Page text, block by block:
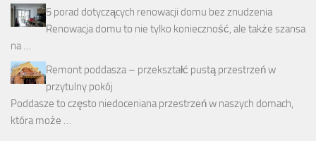
5 porad dotyczących renowacji domu bez znudzenia
Renowacja domu to nie tylko konieczność, ale także szansa
na …
Remont poddasza – przekształć pustą przestrzeń w
przytulny pokój
Poddasze to często niedoceniana przestrzeń w naszych domach,
która może …